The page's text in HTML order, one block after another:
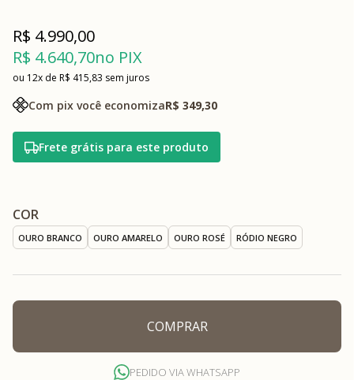
R$ 4.640,70no PIX
R$ 4.990,00
12x R$ 415,83 sem juros
Com pix você economizaR$ 349,30
Frete grátis para este produto
COR
OURO BRANCO OURO AMARELO OURO ROSÉ RÓDIO NEGRO
COMPRAR
PEDIDO VIA WHATSAPP